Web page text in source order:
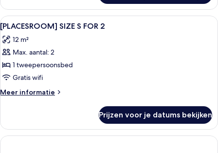
Alle
foto's
voor
[PLACESROOM]
SIZE
S
FOR
2
Een bureau, verduisterende
5
[PLACESROOM] SIZE S FOR 2
12 m²
Max. aantal: 2
1 tweepersoonsbed
Gratis wifi
Meer informatie
Meer
SIZE
FOR
Prijzen voor je datums bekijken